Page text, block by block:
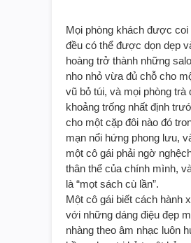
Mọi phòng khách được coi
đều có thể được dọn dẹp
hoàng trở thành những
nho nhỏ vừa đủ chỗ cho
vũ bỏ túi, và mọi phòng trà
khoảng trống nhất định
cho một cặp đôi nào đó
mạn nổi hứng phong lưu,
một cô gái phải ngờ
thân thể của chính mình,
là “mọt sách cù lần”.
Một cô gái biết cách hành
với những dáng điệu đẹp
nhàng theo âm nhạc luôn